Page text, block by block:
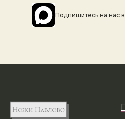
Подпишитесь на наc в